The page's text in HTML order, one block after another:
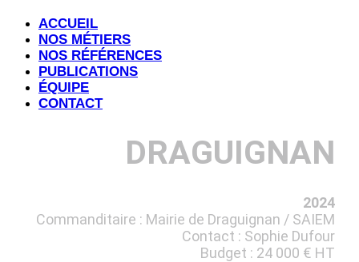
ACCUEIL
NOS MÉTIERS
NOS RÉFÉRENCES
PUBLICATIONS
ÉQUIPE
CONTACT
DRAGUIGNAN
2024
Commanditaire : Mairie de Draguignan / SAIEM
Contact : Sophie Dufour
Budget : 24 000 € HT